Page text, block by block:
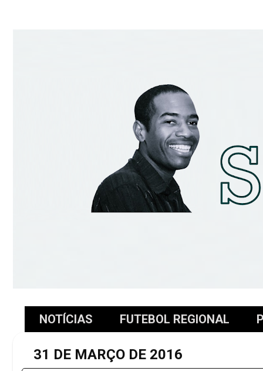
NOTÍCIAS FUTEBOL REGIONAL
31 DE MARÇO DE 2016